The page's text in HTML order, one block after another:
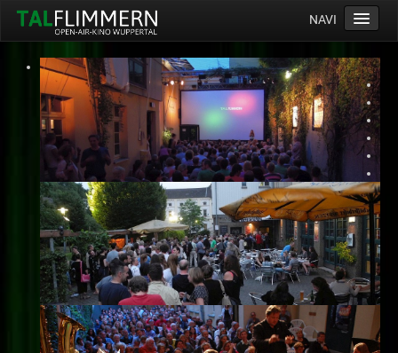
NAVI
Home
Programm
Service
Ticketinfos
Ort
Anreise
Wetter
Kinogutschein
Konzept
Archiv